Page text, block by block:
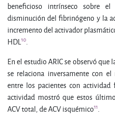
beneficioso intrínseco sobre
disminución del fibrinógeno y la
incremento del activador
HDL10.
En el estudio ARIC se observó
se relaciona inversamente con
entre los pacientes con
actividad mostró que estos
ACV total, de ACV isquémico11.